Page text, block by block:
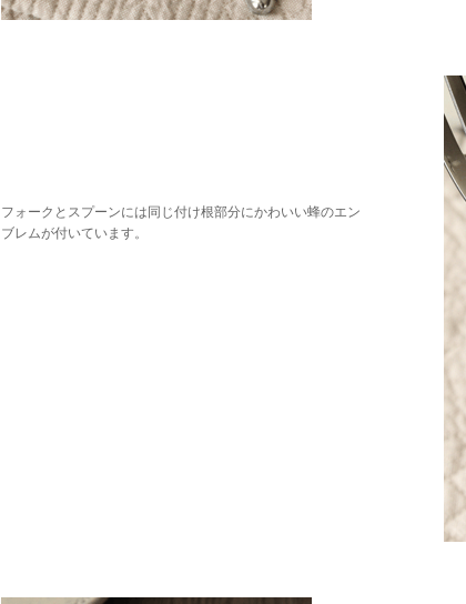
フォークとスプーンには同じ付け根部分にかわいい蜂のエン
ブレムが付いています。